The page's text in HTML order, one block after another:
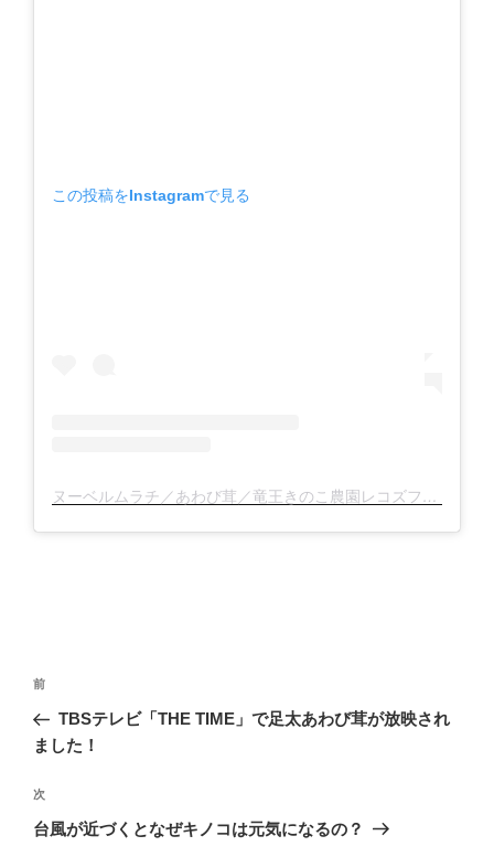
この投稿をInstagramで見る
ヌーベルムラチ／あわび茸／竜王きのこ農園レコズファーム(@nouvelle_murachi)がシェアした投稿
投
ナ
ゲ
ー
前
の
投
前
TBSテレビ「THE TIME」で足太あわび茸が放映され
ました！
次
の
次
台風が近づくとなぜキノコは元気になるの？